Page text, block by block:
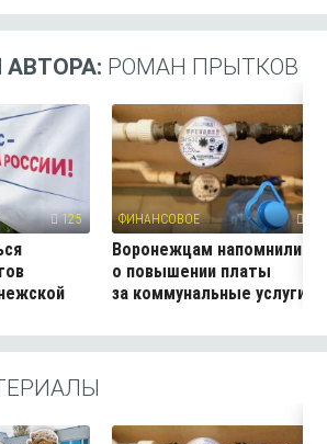
РОМАН ПРЫТКОВ
125 ФИНАНСОВОЕ
Воронежцам напомнили
о повышении платы
за коммунальные услуги